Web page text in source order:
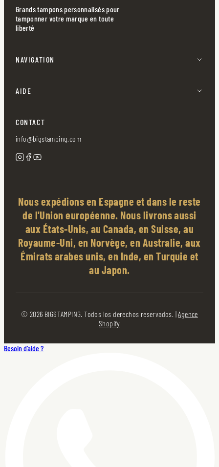
Grands tampons personnalisés pour
tamponner votre marque en toute
liberté
NAVIGATION
AIDE
CONTACT
info@bigstamping.com
Nous expédions en Espagne et dans le reste
de l'Union européenne. Nous livrons aussi
aux États-Unis, au Canada, en Suisse, au
Royaume-Uni, en Norvège, en Australie, aux
Émirats arabes unis, en Inde, en Turquie et
au Japon.
© 2026 BIGSTAMPING. Todos los derechos reservados. |Agence
Shopify
Besoin d’aide ?